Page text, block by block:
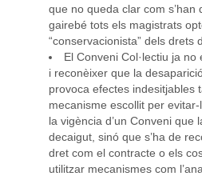
que no queda clar com s’han
gairebé tots els magistrats
“conservacionista” dels drets
El Conveni Col·lectiu ja no
i reconèixer que la
provoca efectes indesitjables
mecanisme escollit per
la vigència d’un Conveni que
decaigut, sinó que s’ha de
dret com el contracte o els
utilitzar mecanismes com